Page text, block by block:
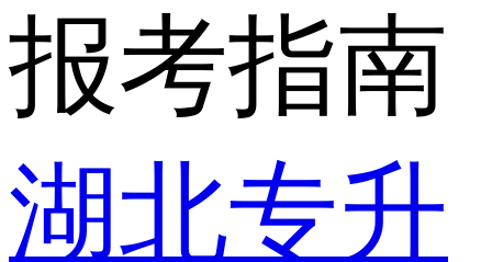
报考指南
湖北专升